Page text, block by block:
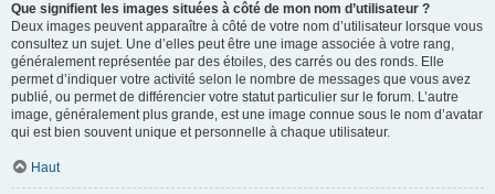
Que signifient les images situées à côté de mon nom d’utilisateur ?
Deux images peuvent apparaître à côté de votre nom d’utilisateur lorsque vous
consultez un sujet. Une d’elles peut être une image associée à votre rang,
généralement représentée par des étoiles, des carrés ou des ronds. Elle
permet d’indiquer votre activité selon le nombre de messages que vous avez
publié, ou permet de différencier votre statut particulier sur le forum. L’autre
image, généralement plus grande, est une image connue sous le nom d’avatar
qui est bien souvent unique et personnelle à chaque utilisateur.
Haut